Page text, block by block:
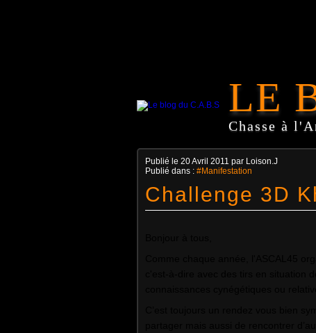
LE
Chasse à
Publié le 20 Avril 2011 par Loison.J
Publié dans : #Manifestation
Challenge 3D